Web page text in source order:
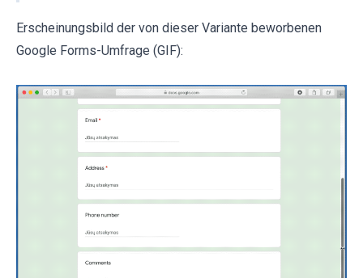
Erscheinungsbild der von dieser Variante beworbenen
Google Forms-Umfrage (GIF):